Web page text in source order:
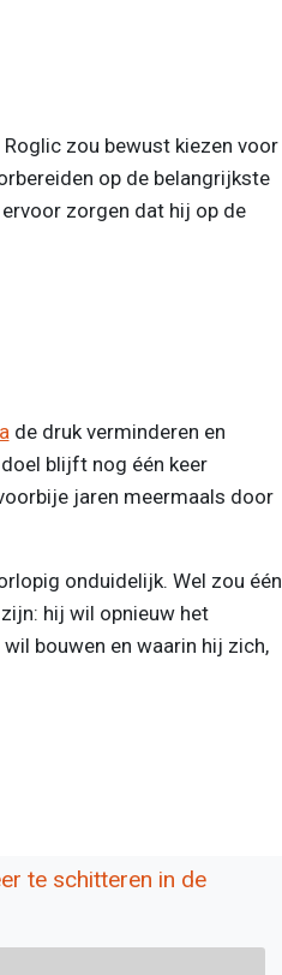
zou bewust kiezen voor
op de belangrijkste
zorgen dat hij op de
de druk verminderen en
blijft nog één keer
jaren meermaals door
onduidelijk. Wel zou één
hij wil opnieuw het
bouwen en waarin hij zich,
te schitteren in de